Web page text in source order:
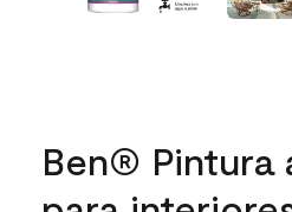
Ben® Pintura